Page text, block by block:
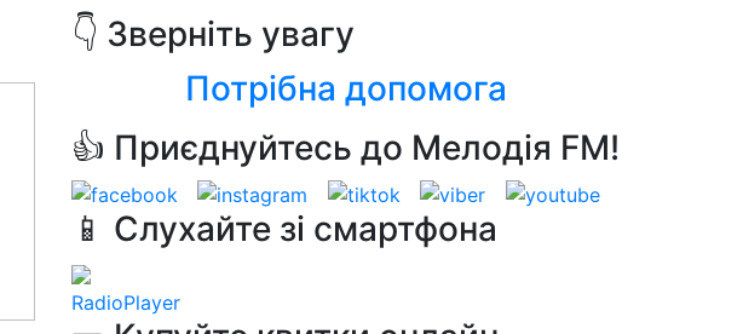
👇 Зверніть увагу
Потрібна допомога
👍 Приєднуйтесь до Мелодія FM!
📱 Слухайте зі смартфона
RadioPlayer